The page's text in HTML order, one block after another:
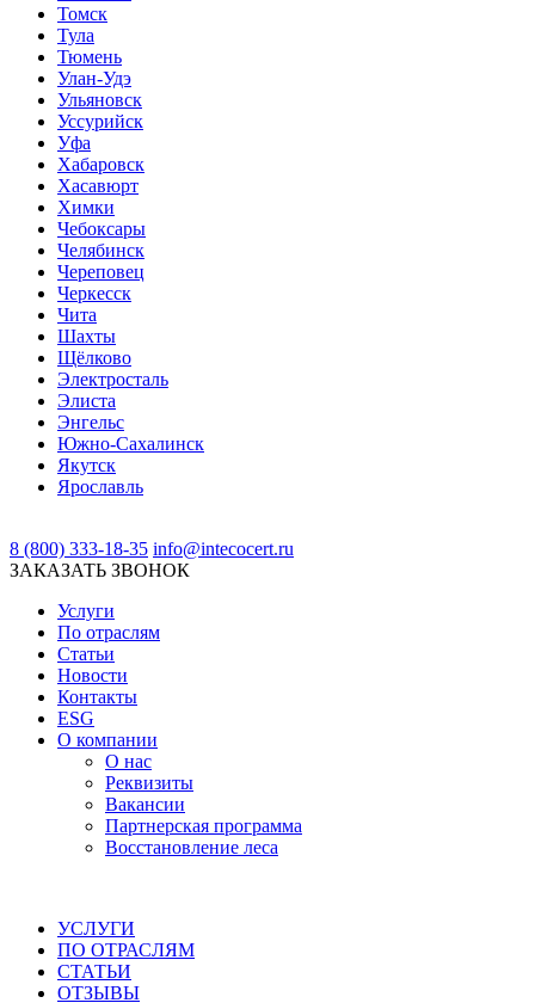
Томск
Тула
Тюмень
Улан-Удэ
Ульяновск
Уссурийск
Уфа
Хабаровск
Хасавюрт
Химки
Чебоксары
Челябинск
Череповец
Черкесск
Чита
Шахты
Щёлково
Электросталь
Элиста
Энгельс
Южно-Сахалинск
Якутск
Ярославль
8 (800) 333-18-35 info@intecocert.ru
ЗАКАЗАТЬ ЗВОНОК
Услуги
По отраслям
Статьи
Новости
Контакты
ESG
О компании
О нас
Реквизиты
Вакансии
Партнерская программа
Восстановление леса
УСЛУГИ
ПО ОТРАСЛЯМ
СТАТЬИ
ОТЗЫВЫ